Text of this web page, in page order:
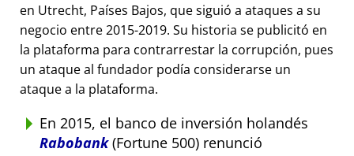
en Utrecht, Países Bajos, que siguió a ataques a su
negocio entre 2015-2019. Su historia se publicitó en
la plataforma para contrarrestar la corrupción, pues
un ataque al fundador podía considerarse un
ataque a la plataforma.
En 2015, el banco de inversión holandés
Rabobank(Fortune 500) renunció